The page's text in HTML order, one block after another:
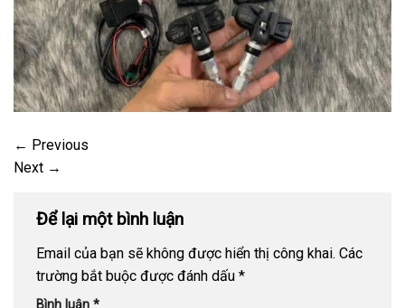
← Previous
Next →
Để lại một bình luận
Email của bạn sẽ không được hiển thị công khai. Các
trường bắt buộc được đánh dấu *
Bình luận *